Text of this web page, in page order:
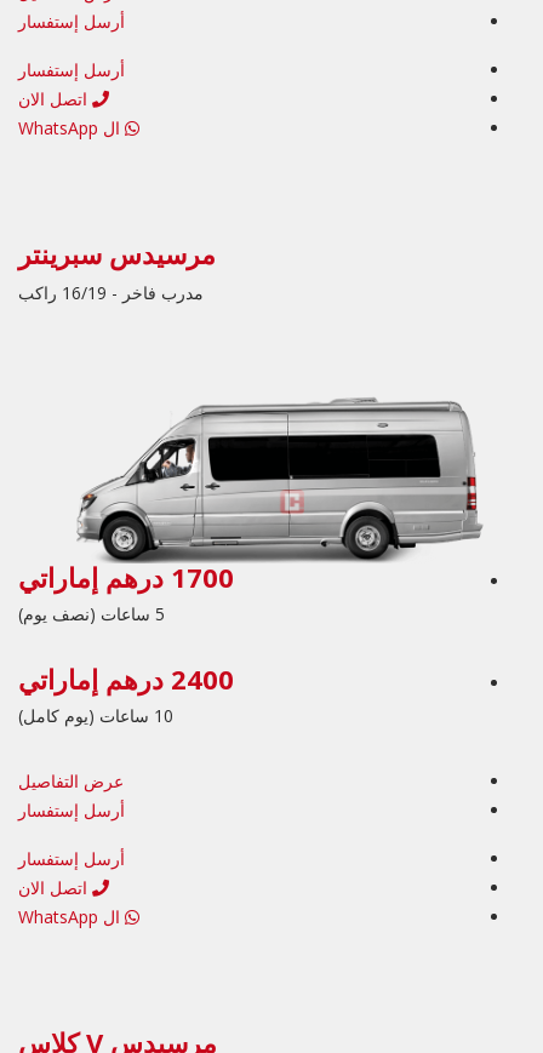
أرسل إستفسار
أرسل إستفسار
اتصل الان
ال WhatsApp
مرسيدس سبرينتر
مدرب فاخر - 16/19 راكب
1700 درهم إماراتي
5 ساعات (نصف يوم)
2400 درهم إماراتي
10 ساعات (يوم كامل)
عرض التفاصيل
أرسل إستفسار
أرسل إستفسار
اتصل الان
ال WhatsApp
مرسيدس V كلاس